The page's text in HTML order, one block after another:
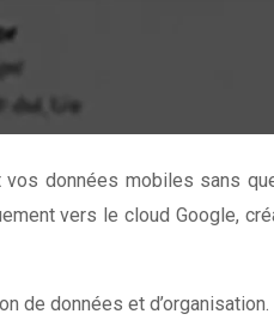
données mobiles sans
vers le cloud Google,
de données et